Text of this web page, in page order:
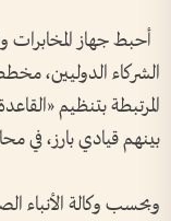
أحبط جهاز المخابرات
الشركاء الدوليين،
بينهم قيادي بارز، في
وبحسب وكالة الأنباء